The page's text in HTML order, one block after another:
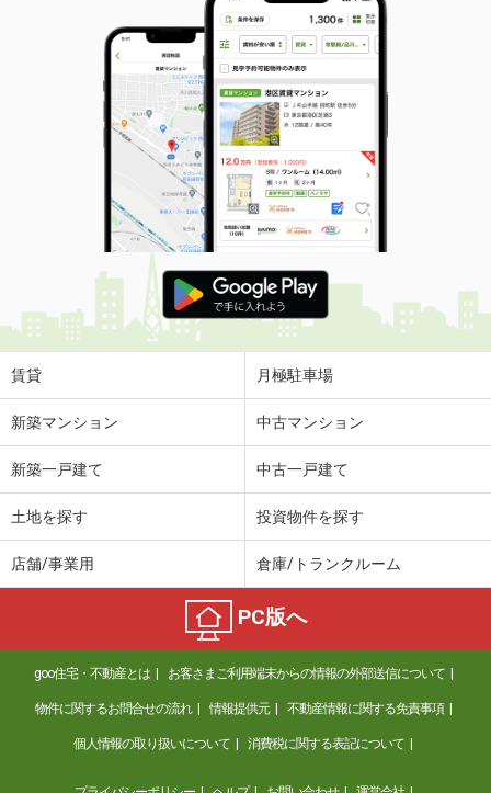
46.58m²
間取り
1LDK
福岡県福岡市中央区平尾５
価 格
17万円
住 所
福岡県福岡市中央区平尾５
専有面積 77.38m²
間取り
3LDK
福岡県久留米市田主丸町鷹取
価 格
5万円
住 所
福岡県久留米市田主丸町鷹取
専有面積
福岡県北九州市小倉南区葛原元町１丁目
4.45万円
福岡県久留米市花畑３丁目
価 格
4.60万円
住 所
福岡県久留米市花畑３丁目
間取り
ワンルーム
賃貸 月極駐車場
新築マンション 中古マンション
新築一戸建て 中古一戸建て
土地を探す 投資物件を探す
店舗/事業用 倉庫/トランクルーム
PC版へ
goo住宅・不動産とは お客さまご利用端末からの情報の外部送信について
物件に関するお問合せの流れ 情報提供元 不動産情報に関する免責事項
個人情報の取り扱いについて 消費税に関する表記について